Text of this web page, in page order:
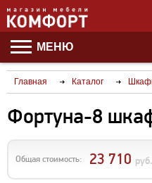
МЕНЮ
Главная Каталог
Фортуна-8
Общая стоимость: 23 710 руб.